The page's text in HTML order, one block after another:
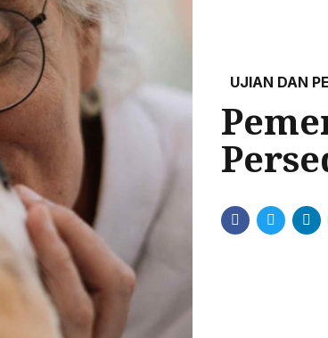
UJIAN DAN